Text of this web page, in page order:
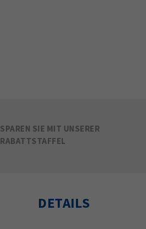
SPAREN SIE MIT UNSERER
RABATTSTAFFEL
DETAILS